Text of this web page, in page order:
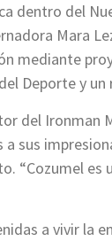
dentro del
Mara
mediante
Deporte y
del Ironman
sus
“Cozumel
a vivir la